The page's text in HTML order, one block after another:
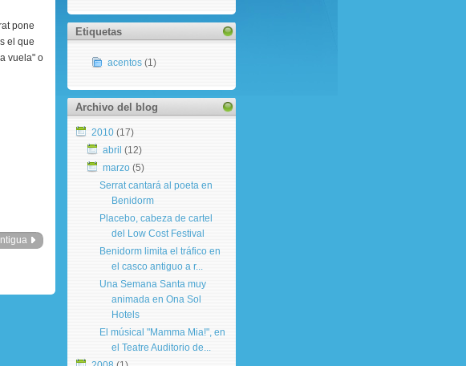
pone
el que
vuela" o
Etiquetas
acentos (1)
Archivo del blog
2010 (17)
abril (12)
marzo (5)
Serrat cantará al poeta en
Benidorm
Placebo, cabeza de cartel
del Low Cost Festival
Benidorm limita el tráfico en
el casco antiguo a r...
Una Semana Santa muy
animada en Ona Sol
Hotels
El músical "Mamma Mia!", en
el Teatre Auditorio de...